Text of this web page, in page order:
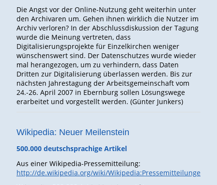
Die Angst vor der Online-Nutzung geht weiterhin unter
den Archivaren um. Gehen ihnen wirklich die Nutzer im
Archiv verloren? In der Abschlussdiskussion der Tagung
wurde die Meinung vertreten, dass
Digitalisierungsprojekte für Einzelkirchen weniger
wünschenswert sind. Der Datenschutzes wurde wieder
mal herangezogen, um zu verhindern, dass Daten
Dritten zur Digitalisierung überlassen werden. Bis zur
nächsten Jahrestagung der Arbeitsgemeinschaft vom
24.-26. April 2007 in Ebernburg sollen Lösungswege
erarbeitet und vorgestellt werden. (Günter Junkers)
Wikipedia: Neuer Meilenstein
500.000 deutschsprachige Artikel
Aus einer Wikipedia-Pressemitteilung:
http://de.wikipedia.org/wiki/Wikipedia:Pressemitteilungen/